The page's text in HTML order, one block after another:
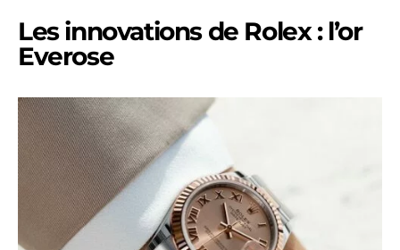
Les innovations de Rolex : l’or
Everose